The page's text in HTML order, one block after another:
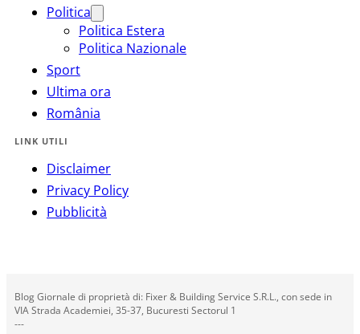
Politica
Politica Estera
Politica Nazionale
Sport
Ultima ora
România
LINK UTILI
Disclaimer
Privacy Policy
Pubblicità
Blog Giornale di proprietà di: Fixer & Building Service S.R.L., con sede in
VIA Strada Academiei, 35-37, Bucuresti Sectorul 1
---